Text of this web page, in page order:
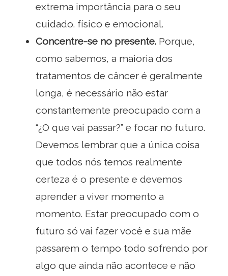
extrema importância para o seu
cuidado. físico e emocional.
Concentre-se no presente. Porque,
como sabemos, a maioria dos
tratamentos de câncer é geralmente
longa, é necessário não estar
constantemente preocupado com a
“¿O que vai passar?” e focar no futuro.
Devemos lembrar que a única coisa
que todos nós temos realmente
certeza é o presente e devemos
aprender a viver momento a
momento. Estar preocupado com o
futuro só vai fazer você e sua mãe
passarem o tempo todo sofrendo por
algo que ainda não acontece e não